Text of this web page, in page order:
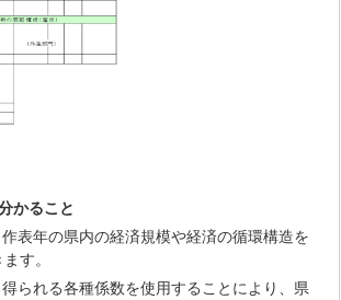
かること
年の県内の経済規模や経済の循環構造を
す。
れる各種係数を使用することにより、県